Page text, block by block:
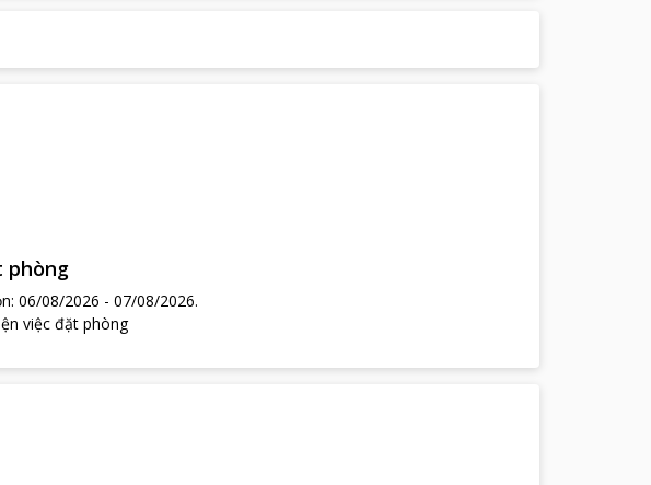
phòng
: 06/08/2026 - 07/08/2026.
việc đặt phòng